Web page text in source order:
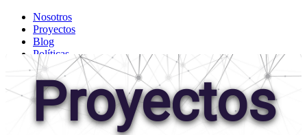
Nosotros
Proyectos
Blog
Políticas
Proyectos